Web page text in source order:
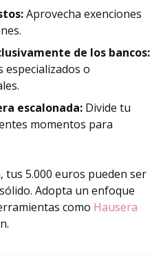
Aprovecha exenciones
de los bancos:
especializados o
escalonada: Divide tu
momentos para
5.000 euros pueden ser
Adopta un enfoque
como Hausera